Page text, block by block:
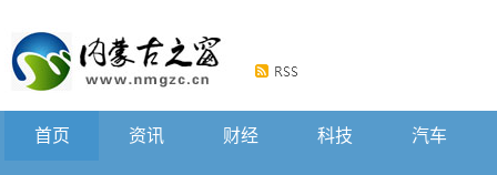
首页 资讯 财经 科技 汽车